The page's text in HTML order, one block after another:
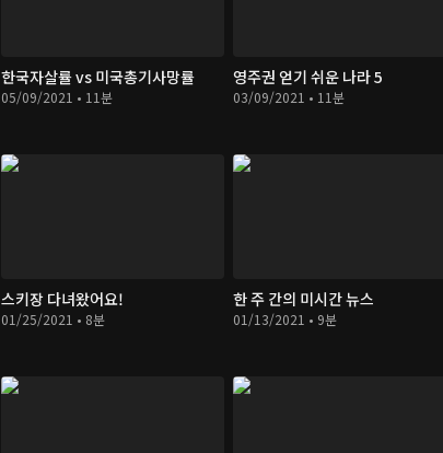
한국자살률 vs 미국총기사망률
05/09/2021 • 11분
영주권 얻기 쉬운 나라 5
03/09/2021 • 11분
스키장 다녀왔어요!
01/25/2021 • 8분
한 주 간의 미시간 뉴스
01/13/2021 • 9분